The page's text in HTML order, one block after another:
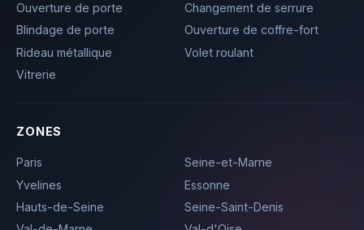
Ouverture de porte
Changement de serrure
Blindage de porte
Ouverture de coffre-fort
Rideau métallique
Volet roulant
Vitrerie
ZONES
Paris
Seine-et-Marne
Yvelines
Essonne
Hauts-de-Seine
Seine-Saint-Denis